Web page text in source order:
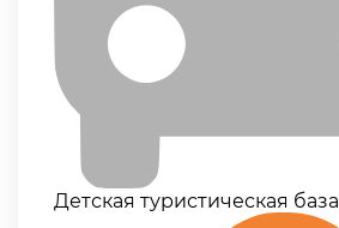
Детская туристическая база